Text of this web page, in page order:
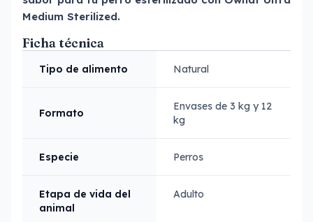
Medium Sterilized.
Ficha técnica
Tipo de alimento Natural
Formato
Envases de 3 kg y 12
kg
Especie Perros
Etapa de vida del
animal
Adulto